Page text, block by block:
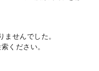
ませんでした。
ください。